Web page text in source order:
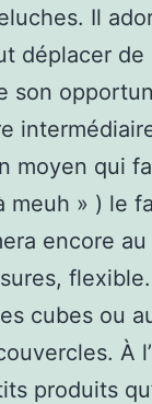
Il
déplacer de
son
moyen qui
» ) le
encore
cubes ou
À
produits